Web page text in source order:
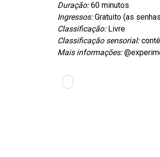
Duração:60 minutos
Ingressos:Gratuito (as
Classificação:Livre
Classificação sensorial:
Mais informações: